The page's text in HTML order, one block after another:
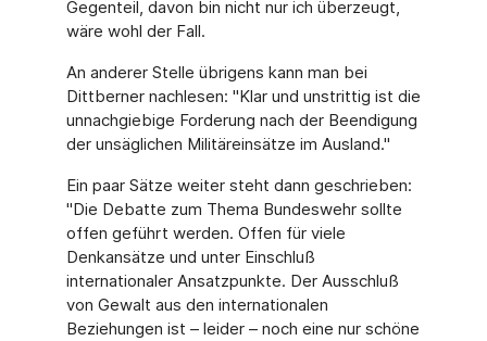
Gegenteil, davon bin nicht nur ich überzeugt,
wäre wohl der Fall.
An anderer Stelle übrigens kann man bei
Dittberner nachlesen: "Klar und unstrittig ist die
unnachgiebige Forderung nach der Beendigung
der unsäglichen Militäreinsätze im Ausland."
Ein paar Sätze weiter steht dann geschrieben:
"Die Debatte zum Thema Bundeswehr sollte
offen geführt werden. Offen für viele
Denkansätze und unter Einschluß
internationaler Ansatzpunkte. Der Ausschluß
von Gewalt aus den internationalen
Beziehungen ist – leider – noch eine nur schöne